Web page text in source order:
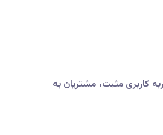
کاربری مثبت، مشتریان به